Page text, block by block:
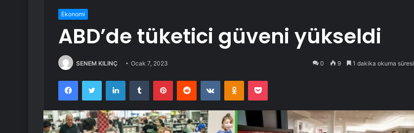
Ekonomi
ABD’de tüketici güveni yükseldi
SENEM KILINÇ Ocak 7, 2023 0 9 1 dakika okuma süresi
FacebookTwitter LinkedInTumblr PinterestReddit VKontakteOdnoklassniki
Pocket